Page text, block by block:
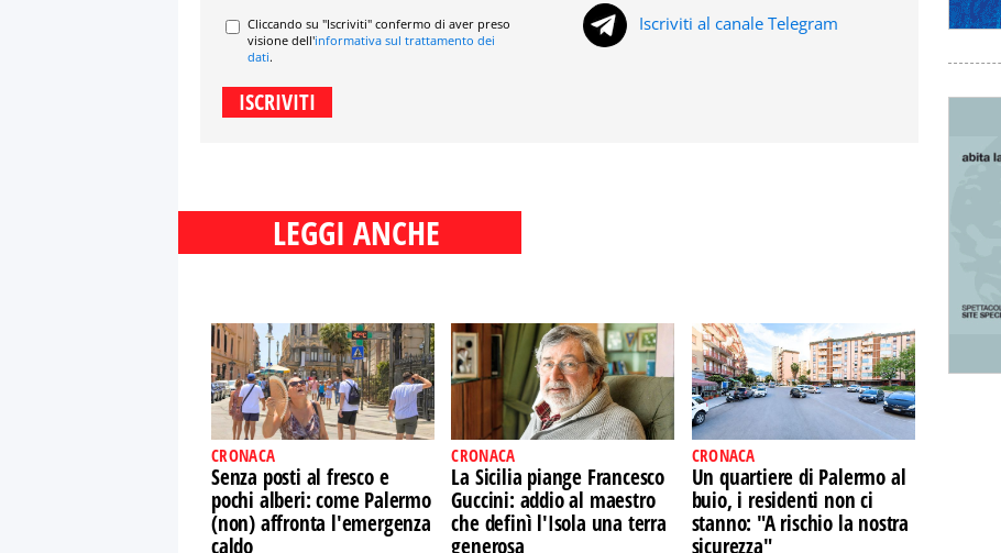
Cliccando su "Iscriviti" confermo di aver preso
visione dell'informativa sul trattamento dei
dati.
Iscriviti al canale Telegram
LEGGI ANCHE
CRONACA
Senza posti al fresco e
pochi alberi: come Palermo
(non) affronta l'emergenza
caldo
CRONACA
La Sicilia piange Francesco
Guccini: addio al maestro
che definì l'Isola una terra
generosa
CRONACA
Un quartiere di Palermo al
buio, i residenti non ci
stanno: "A rischio la nostra
sicurezza"